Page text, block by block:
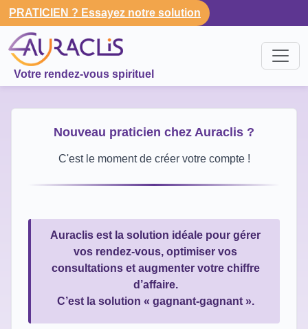
PRATICIEN ? Essayez notre solution
Votre rendez-vous spirituel
Nouveau praticien chez Auraclis ?
C'est le moment de créer votre compte !
Auraclis est la solution idéale pour gérer
vos rendez-vous, optimiser vos
consultations et augmenter votre chiffre
d’affaire.
C’est la solution « gagnant-gagnant ».